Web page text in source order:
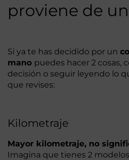
proviene de
Si ya te has decidido por un
mano puedes hacer 2 cosas,
decisión o seguir leyendo lo
que revises:
Kilometraje
Mayor kilometraje, no
Imagina que tienes 2